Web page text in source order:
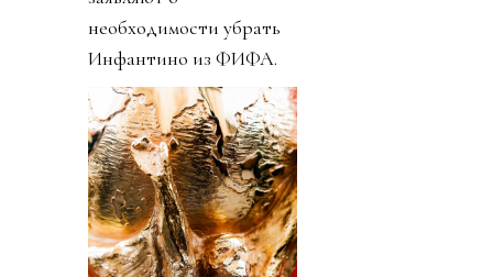
необходимости убрать
Инфантино из ФИФА.